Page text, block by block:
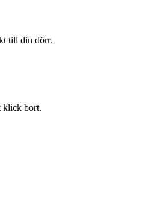
till din dörr.
klick bort.